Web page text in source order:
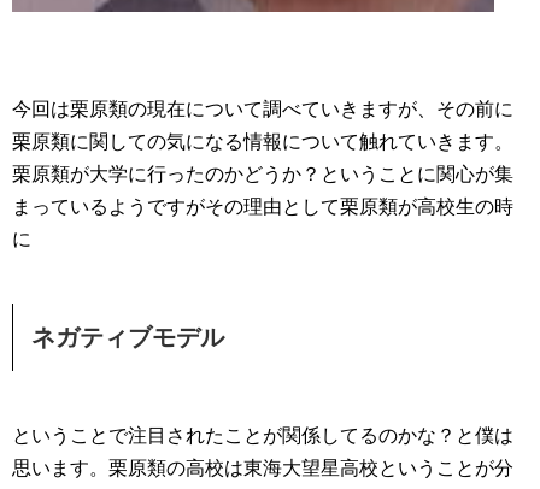
今回は栗原類の現在について調べていきますが、その前に
栗原類に関しての気になる情報について触れていきます。
栗原類が大学に行ったのかどうか？ということに関心が集
まっているようですがその理由として栗原類が高校生の時
に
ネガティブモデル
ということで注目されたことが関係してるのかな？と僕は
思います。栗原類の高校は東海大望星高校ということが分